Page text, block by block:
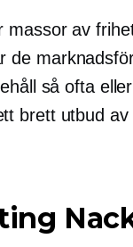
massor av
de
så ofta
brett utbud